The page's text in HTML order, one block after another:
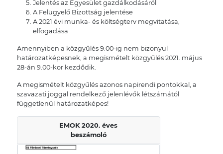
Jelentés az Egyesület gazdálkodásáról
A Felügyelő Bizottság jelentése
A 2021 évi munka- és költségterv megvitatása,
elfogadása
Amennyiben a közgyűlés 9.00-ig nem bizonyul
határozatképesnek, a megismételt közgyűlés 2021. május
28-án 9.00-kor kezdődik.
A megismételt közgyűlés azonos napirendi pontokkal, a
szavazati joggal rendelkező jelenlévők létszámától
függetlenül határozatképes!
EMOK 2020. éves
beszámoló